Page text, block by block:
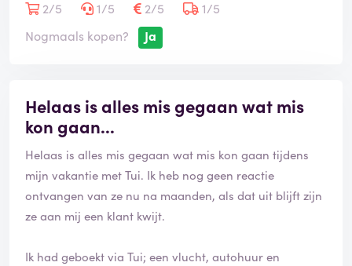
2/5
1/5 2/5
1/5
Nogmaals kopen?
Ja
Helaas is alles mis gegaan wat mis
kon gaan...
Helaas is alles mis gegaan wat mis kon gaan tijdens
mijn vakantie met Tui. Ik heb nog geen reactie
ontvangen van ze nu na maanden, als dat uit blijft zijn
ze aan mij een klant kwijt.
Ik had geboekt via Tui; een vlucht, autohuur en